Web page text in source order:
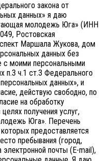
закона от
данных» я даю
молодежь Юга» (ИНН
Ростовская
Маршала Жукова, дом
данных без
с моими персональными
п.3 ч.1 ст.3 Федерального
данных», и
действую свободно, по
на обработку
получения услуг,
Юга». Перечень
предоставляется
пребывания (город,
почты (E-mail),